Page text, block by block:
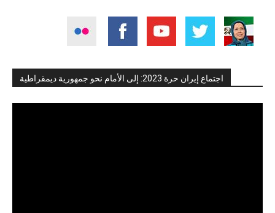
اجتماع إيران حرة 2023: إلى الأمام نحو جمهورية ديمقراطية